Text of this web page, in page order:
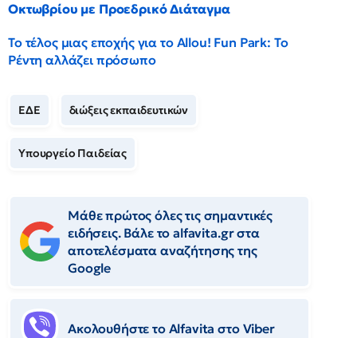
Οκτωβρίου με Προεδρικό Διάταγμα
Το τέλος μιας εποχής για το Allou! Fun Park: Το
Ρέντη αλλάζει πρόσωπο
ΕΔΕ διώξεις εκπαιδευτικών
Υπουργείο Παιδείας
Μάθε πρώτος όλες τις σημαντικές
ειδήσεις. Βάλε το alfavita.gr στα
αποτελέσματα αναζήτησης της
Google
Ακολουθήστε το Αlfavita στο Viber